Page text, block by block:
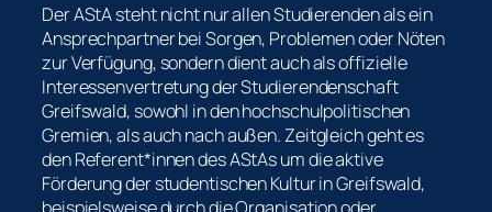
Der AStA steht nicht nur allen Studierenden als ein
Ansprechpartner bei Sorgen, Problemen oder Nöten
zur Verfügung, sondern dient auch als offizielle
Interessenvertretung der Studierendenschaft
Greifswald, sowohl in den hochschulpolitischen
Gremien, als auch nach außen. Zeitgleich geht es
den Referent*innen des AStAs um die aktive
Förderung der studentischen Kultur in Greifswald,